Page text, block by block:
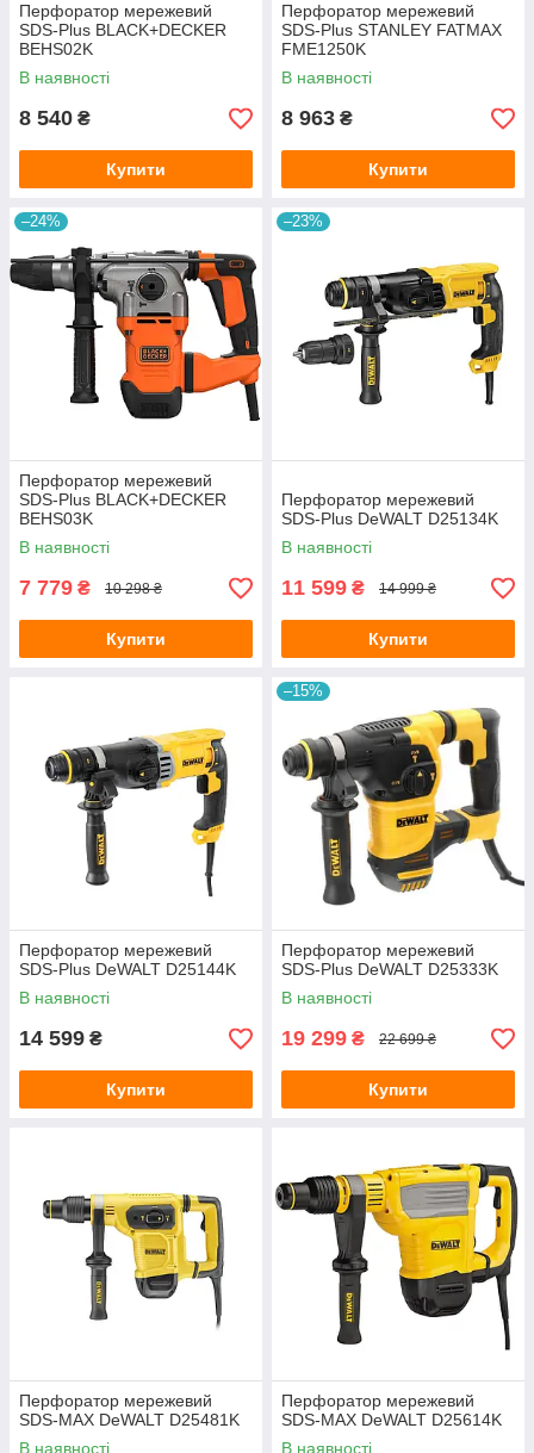
Перфоратор мережевий
SDS-Plus BLACK+DECKER
BEHS02K
В наявності
8 540 ₴
Купити
Перфоратор мережевий
SDS-Plus STANLEY FATMAX
FME1250K
В наявності
8 963 ₴
Купити
–24%
Перфоратор мережевий
SDS-Plus BLACK+DECKER
BEHS03K
В наявності
7 779 ₴ 10 298 ₴
Купити
–23%
Перфоратор мережевий
SDS-Plus DeWALT D25134K
В наявності
11 599 ₴ 14 999 ₴
Купити
Перфоратор мережевий
SDS-Plus DeWALT D25144K
В наявності
14 599 ₴
Купити
–15%
Перфоратор мережевий
SDS-Plus DeWALT D25333K
В наявності
19 299 ₴ 22 699 ₴
Купити
Перфоратор мережевий
SDS-MAX DeWALT D25481K
В наявності
Перфоратор мережевий
SDS-MAX DeWALT D25614K
В наявності